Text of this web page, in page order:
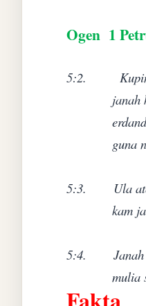
Ogen 1
5:2.
janah
guna
5:3.
Ula
kam
5:4.
mulia